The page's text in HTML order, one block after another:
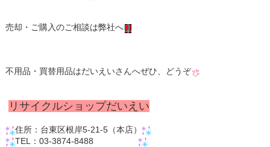
売却・ご購入のご相談は弊社へ
不用品・買替用品はだいえいさんへぜひ、どうぞ
リサイクルショップだいえい
住所：台東区根岸5-21-5（本店）
​​​​​​​TEL：03-3874-8488